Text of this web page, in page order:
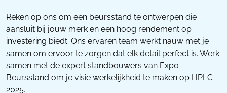
Reken op ons om een beursstand te ontwerpen die
aansluit bij jouw merk en een hoog rendement op
investering biedt. Ons ervaren team werkt nauw met je
samen om ervoor te zorgen dat elk detail perfect is. Werk
samen met de expert standbouwers van Expo
Beursstand om je visie werkelijkheid te maken op HPLC
2025.